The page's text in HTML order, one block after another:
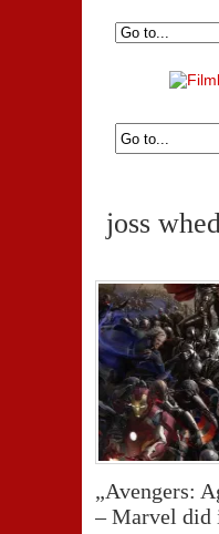
joss
„Avengers:
– Marvel did